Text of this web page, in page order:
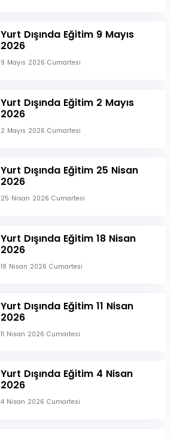
Yurt Dışında Eğitim 9 Mayıs
2026
9 Mayıs 2026 Cumartesi
Yurt Dışında Eğitim 2 Mayıs
2026
2 Mayıs 2026 Cumartesi
Yurt Dışında Eğitim 25 Nisan
2026
25 Nisan 2026 Cumartesi
Yurt Dışında Eğitim 18 Nisan
2026
18 Nisan 2026 Cumartesi
Yurt Dışında Eğitim 11 Nisan
2026
11 Nisan 2026 Cumartesi
Yurt Dışında Eğitim 4 Nisan
2026
4 Nisan 2026 Cumartesi